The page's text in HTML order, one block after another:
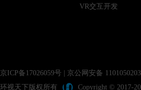
VR交互开发
京ICP备17026059号 京公网安备
环视天下版权所有
Copyright © 2017-